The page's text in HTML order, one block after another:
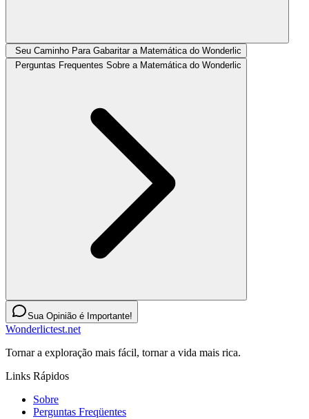
Seu Caminho Para Gabaritar a Matemática do Wonderlic
Perguntas Frequentes Sobre a Matemática do Wonderlic
Sua Opinião é Importante!
Wonderlictest.net
Tornar a exploração mais fácil, tornar a vida mais rica.
Links Rápidos
Sobre
Perguntas Freqüentes